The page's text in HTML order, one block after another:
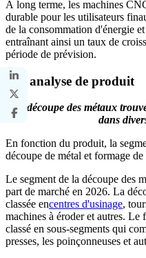
À long terme, les machines
durable pour les utilisateurs
de la consommation d'énergie
entraînant ainsi un taux de
période de prévision.
Par analyse de produit
La découpe des métaux
dans
En fonction du produit, la
découpe de métal et formage de
Le segment de la découpe des
part de marché en 2026. La
classée encentres d'usinage,
machines à éroder et autres. Le
classé en sous-segments qui
presses, les poinçonneuses et